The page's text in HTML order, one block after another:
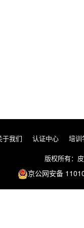
于我们 认证中心 培训
版权所有：
京公网安备